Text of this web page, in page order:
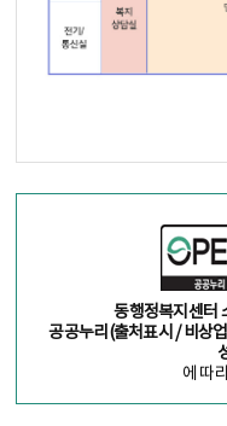
동행정복지센터
공공누리(출처표시 / 비상
에 따